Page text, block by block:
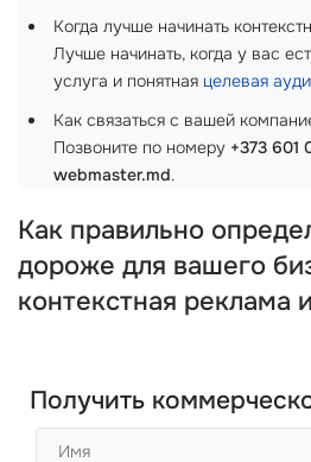
Когда лучше начинать
Лучше начинать, когда у вас
услуга и понятная целевая
Как связаться с вашей
Позвоните по номеру +373 601
webmaster.md.
Как правильно
дороже для вашего
контекстная реклама
Получить